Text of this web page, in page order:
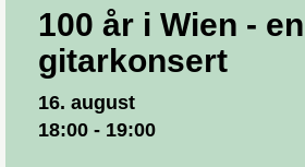
100 år i Wien - en
gitarkonsert
16. august
18:00 - 19:00